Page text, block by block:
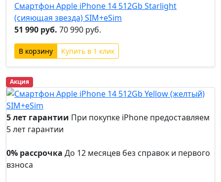
Смартфон Apple iPhone 14 512Gb Starlight
(сияющая звезда) SIM+eSim
51 990 руб. 70 990 руб.
Купить в 1 клик
Акция
5 лет гарантии При покупке iPhone предоставляем
5 лет гарантии
0% рассрочка До 12 месяцев без справок и первого
взноса